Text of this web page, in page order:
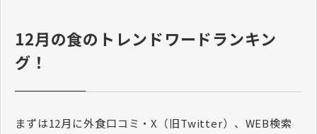
12月の食のトレンドワードランキン
グ！
まずは12月に外食口コミ・X（旧Twitter）、WEB検索